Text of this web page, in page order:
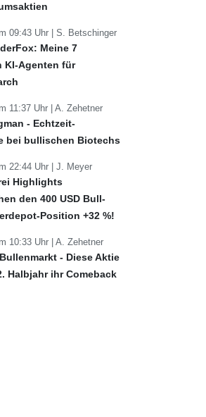
09:43 Uhr | S. Betschinger
Meine 7
KI-Agenten für
11:37 Uhr | A. Zehetner
- Echtzeit-
bei bullischen Biotechs
22:44 Uhr | J. Meyer
Highlights
den 400 USD Bull-
Position +32 %!
10:33 Uhr | A. Zehetner
- Diese Aktie
Halbjahr ihr Comeback